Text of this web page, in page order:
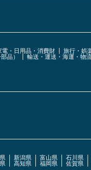
電・日用品・消費財 旅行・娯
品） 輸送・運送・海運・物
新潟県 富山県 石川県
高知県 福岡県 佐賀県